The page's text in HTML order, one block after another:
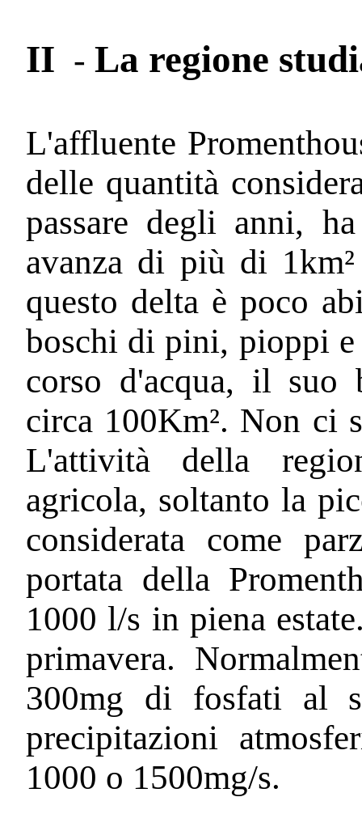
II - La regione
L'affluente
delle quantità
passare degli anni,
avanza di più di
questo delta è poco
boschi di pini, pioppi
corso d'acqua, il suo
circa 100Km². Non ci
L'attività della
agricola, soltanto la
considerata come
portata della
1000 l/s in piena
primavera.
300mg di fosfati al
precipitazioni
1000 o 1500mg/s.